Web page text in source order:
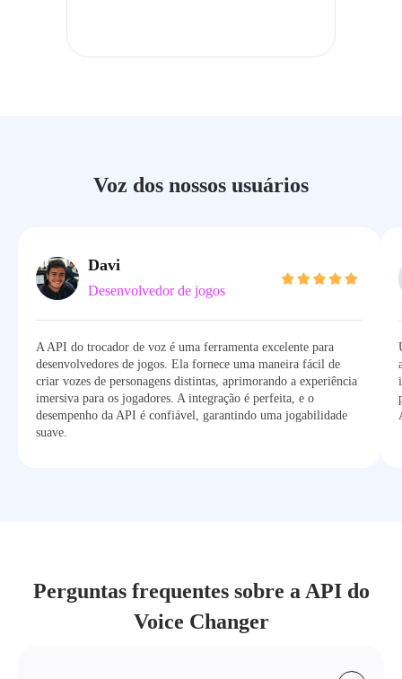
Voz dos nossos usuários
Davi
Desenvolvedor de jogos
A API do trocador de voz é uma ferramenta excelente para
desenvolvedores de jogos. Ela fornece uma maneira fácil de
criar vozes de personagens distintas, aprimorando a experiência
imersiva para os jogadores. A integração é perfeita, e o
desempenho da API é confiável, garantindo uma jogabilidade
suave.
Perguntas frequentes sobre a API do
Voice Changer